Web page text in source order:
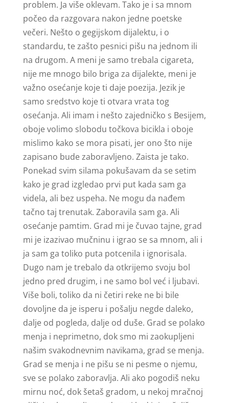
problem. Ja više oklevam. Tako je i sa mnom
počeo da razgovara nakon jedne poetske
večeri. Nešto o gegijskom dijalektu, i o
standardu, te zašto pesnici pišu na jednom ili
na drugom. A meni je samo trebala cigareta,
nije me mnogo bilo briga za dijalekte, meni je
važno osećanje koje ti daje poezija. Jezik je
samo sredstvo koje ti otvara vrata tog
osećanja. Ali imam i nešto zajedničko s Besijem,
oboje volimo slobodu točkova bicikla i oboje
mislimo kako se mora pisati, jer ono što nije
zapisano bude zaboravljeno. Zaista je tako.
Ponekad svim silama pokušavam da se setim
kako je grad izgledao prvi put kada sam ga
videla, ali bez uspeha. Ne mogu da nađem
tačno taj trenutak. Zaboravila sam ga. Ali
osećanje pamtim. Grad mi je čuvao tajne, grad
mi je izazivao mučninu i igrao se sa mnom, ali i
ja sam ga toliko puta potcenila i ignorisala.
Dugo nam je trebalo da otkrijemo svoju bol
jedno pred drugim, i ne samo bol već i ljubavi.
Više boli, toliko da ni četiri reke ne bi bile
dovoljne da je isperu i pošalju negde daleko,
dalje od pogleda, dalje od duše. Grad se polako
menja i neprimetno, dok smo mi zaokupljeni
našim svakodnevnim navikama, grad se menja.
Grad se menja i ne pišu se ni pesme o njemu,
sve se polako zaboravlja. Ali ako pogodiš neku
mirnu noć, dok šetaš gradom, u nekoj mračnoj